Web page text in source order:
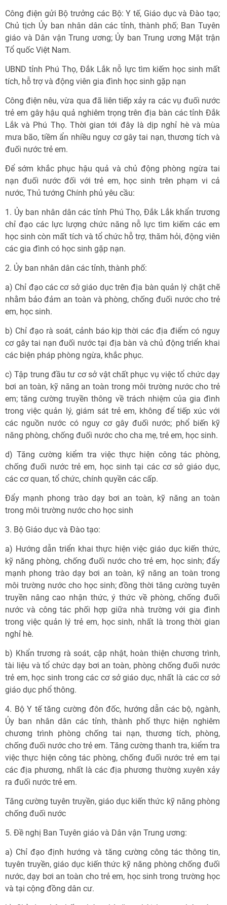
Công điện gửi Bộ trưởng các Bộ: Y tế, Giáo dục và Đào tạo;
Chủ tịch Ủy ban nhân dân các tỉnh, thành phố; Ban Tuyên
giáo và Dân vận Trung ương; Ủy ban Trung ương Mặt trận
Tổ quốc Việt Nam.
UBND tỉnh Phú Thọ, Đắk Lắk nỗ lực tìm kiếm học sinh mất
tích, hỗ trợ và động viên gia đình học sinh gặp nạn
Công điện nêu, vừa qua đã liên tiếp xảy ra các vụ đuối nước
trẻ em gây hậu quả nghiêm trọng trên địa bàn các tỉnh Đắk
Lắk và Phú Thọ. Thời gian tới đây là dịp nghỉ hè và mùa
mưa bão, tiềm ẩn nhiều nguy cơ gây tai nạn, thương tích và
đuối nước trẻ em.
Để sớm khắc phục hậu quả và chủ động phòng ngừa tai
nạn đuối nước đối với trẻ em, học sinh trên phạm vi cả
nước, Thủ tướng Chính phủ yêu cầu:
1. Ủy ban nhân dân các tỉnh Phú Thọ, Đắk Lắk khẩn trương
chỉ đạo các lực lượng chức năng nỗ lực tìm kiếm các em
học sinh còn mất tích và tổ chức hỗ trợ, thăm hỏi, động viên
các gia đình có học sinh gặp nạn.
2. Ủy ban nhân dân các tỉnh, thành phố:
a) Chỉ đạo các cơ sở giáo dục trên địa bàn quản lý chặt chẽ
nhằm bảo đảm an toàn và phòng, chống đuối nước cho trẻ
em, học sinh.
b) Chỉ đạo rà soát, cảnh báo kịp thời các địa điểm có nguy
cơ gây tai nạn đuối nước tại địa bàn và chủ động triển khai
các biện pháp phòng ngừa, khắc phục.
c) Tập trung đầu tư cơ sở vật chất phục vụ việc tổ chức dạy
bơi an toàn, kỹ năng an toàn trong môi trường nước cho trẻ
em; tăng cường truyền thông về trách nhiệm của gia đình
trong việc quản lý, giám sát trẻ em, không để tiếp xúc với
các nguồn nước có nguy cơ gây đuối nước; phổ biến kỹ
năng phòng, chống đuối nước cho cha mẹ, trẻ em, học sinh.
d) Tăng cường kiểm tra việc thực hiện công tác phòng,
chống đuối nước trẻ em, học sinh tại các cơ sở giáo dục,
các cơ quan, tổ chức, chính quyền các cấp.
Đẩy mạnh phong trào dạy bơi an toàn, kỹ năng an toàn
trong môi trường nước cho học sinh
3. Bộ Giáo dục và Đào tạo:
a) Hướng dẫn triển khai thực hiện việc giáo dục kiến thức,
kỹ năng phòng, chống đuối nước cho trẻ em, học sinh; đẩy
mạnh phong trào dạy bơi an toàn, kỹ năng an toàn trong
môi trường nước cho học sinh; đồng thời tăng cường tuyên
truyền nâng cao nhận thức, ý thức về phòng, chống đuối
nước và công tác phối hợp giữa nhà trường với gia đình
trong việc quản lý trẻ em, học sinh, nhất là trong thời gian
nghỉ hè.
b) Khẩn trương rà soát, cập nhật, hoàn thiện chương trình,
tài liệu và tổ chức dạy bơi an toàn, phòng chống đuối nước
trẻ em, học sinh trong các cơ sở giáo dục, nhất là các cơ sở
giáo dục phổ thông.
4. Bộ Y tế tăng cường đôn đốc, hướng dẫn các bộ, ngành,
Ủy ban nhân dân các tỉnh, thành phố thực hiện nghiêm
chương trình phòng chống tai nạn, thương tích, phòng,
chống đuối nước cho trẻ em. Tăng cường thanh tra, kiểm tra
việc thực hiện công tác phòng, chống đuối nước trẻ em tại
các địa phương, nhất là các địa phương thường xuyên xảy
ra đuối nước trẻ em.
Tăng cường tuyên truyền, giáo dục kiến thức kỹ năng phòng
chống đuối nước
5. Đề nghị Ban Tuyên giáo và Dân vận Trung ương:
a) Chỉ đạo định hướng và tăng cường công tác thông tin,
tuyên truyền, giáo dục kiến thức kỹ năng phòng chống đuối
nước, dạy bơi an toàn cho trẻ em, học sinh trong trường học
và tại cộng đồng dân cư.